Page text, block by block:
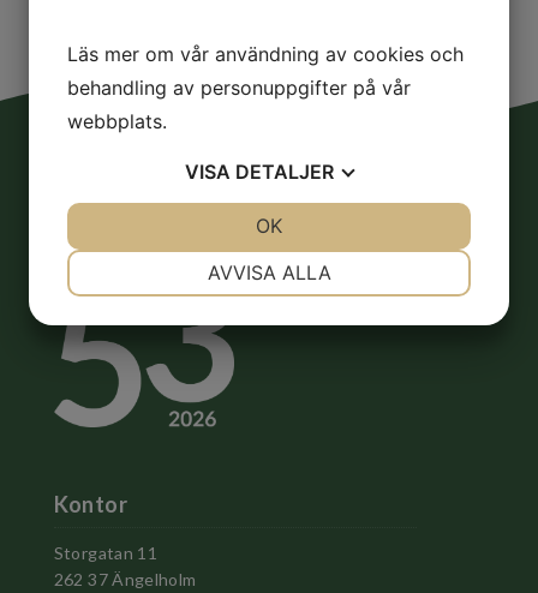
Kontor
Storgatan 11
262 37 Ängelholm
Läs mer om vår användning av cookies och
behandling av personuppgifter på vår
webbplats.
VISA DETALJER
MARKNADSFÖRING
AVVISA ALLA
OK